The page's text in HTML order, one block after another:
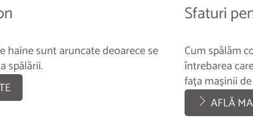
haine sunt aruncate deoarece se
spălării.
Sfaturi
Cum spălăm
întrebarea
fața mașinii
AFLĂ